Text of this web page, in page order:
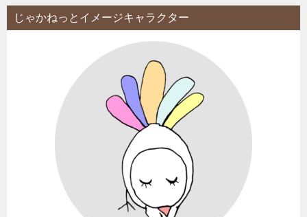
じゃかねっとイメージキャラクター